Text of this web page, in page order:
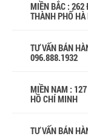
MIỀN BẮC :
THÀNH PHỐ HÀ
TƯ VẤN BÁN
096.888.1932
MIỀN NAM :
HỒ CHÍ MINH
TƯ VẤN BÁN